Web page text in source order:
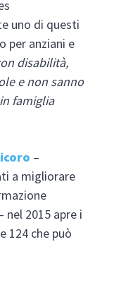
uno di questi
per anziani e
disabilità,
e non sanno
famiglia
–
a migliorare
nel 2015 apre i
124 che può